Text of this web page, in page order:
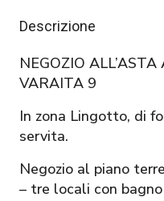
Descrizione
NEGOZIO
VARAITA 9
In zona Lingotto, di
servita.
Negozio al piano
– tre locali con